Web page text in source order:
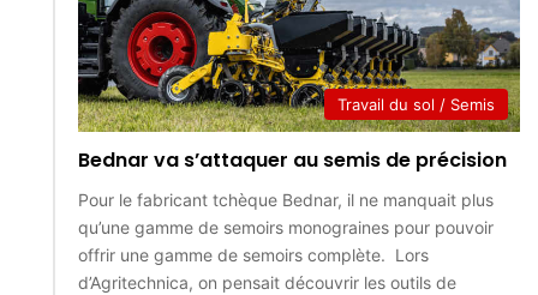
Travail du sol / Semis
Bednar va s’attaquer au semis de précision
Pour le fabricant tchèque Bednar, il ne manquait plus
qu’une gamme de semoirs monograines pour pouvoir
offrir une gamme de semoirs complète. Lors
d’Agritechnica, on pensait découvrir les outils de